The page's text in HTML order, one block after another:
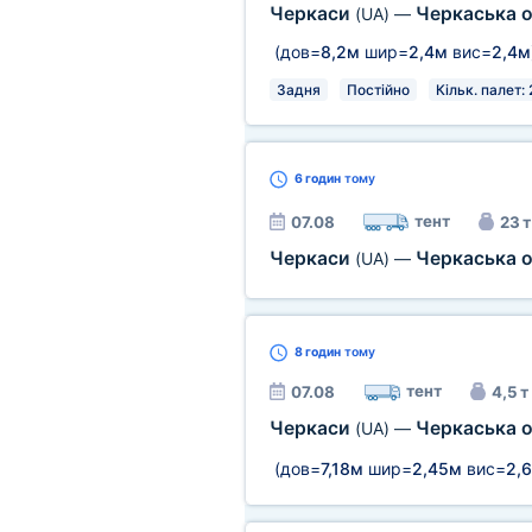
Черкаси (UA) — Черкаська
(дов=8,2м шир=2,4м вис=2,4м
Задня Постійно Кільк. палет:
6 годинтому
07.08 тент 23 т
Черкаси (UA) — Черкаська
8 годинтому
07.08 тент 4,5 т
Черкаси (UA) — Черкаська
(дов=7,18м шир=2,45м вис=